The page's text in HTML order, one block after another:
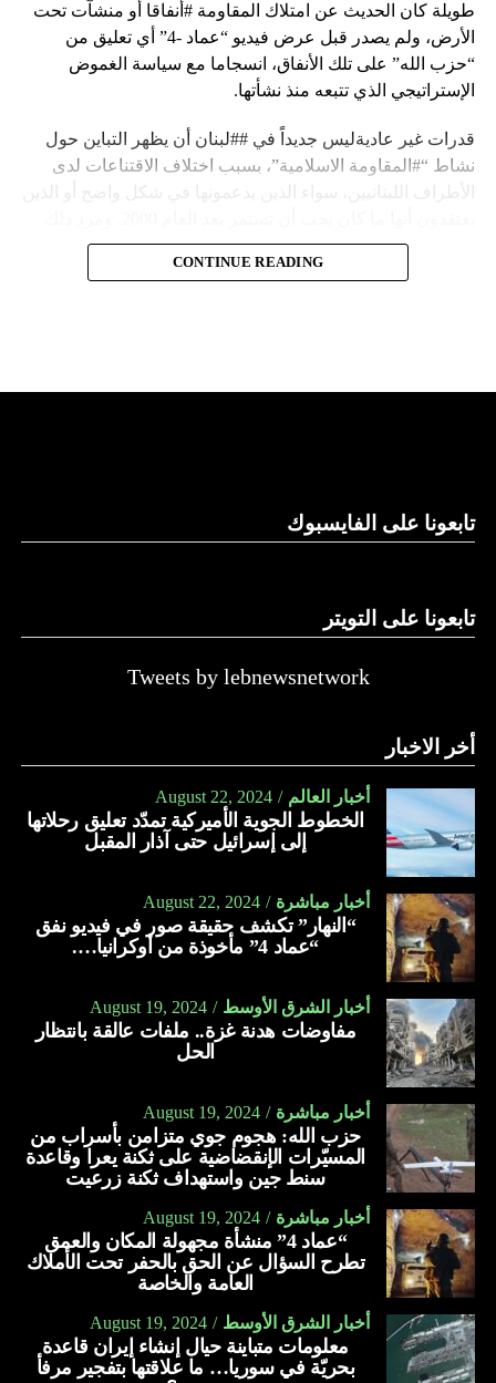
طويلة كان الحديث عن امتلاك المقاومة #أنفاقا أو منشآت تحت
الأرض، ولم يصدر قبل عرض فيديو “عماد -4” أي تعليق من
“حزب الله” على تلك الأنفاق، انسجاما مع سياسة الغموض
الإستراتيجي الذي تتبعه منذ نشأتها.
قدرات غير عاديةليس جديداً في ##لبنان أن يظهر التباين حول
نشاط “#المقاومة الاسلامية”، بسبب اختلاف الاقتناعات لدى
الأطراف اللبنانيين، سواء الذين يدعمونها في شكل واضح أو الذين
إلى أن المقاومة ضد الاحتلال الإسرائيلي لم تكن يوماً محط
إجماع داخلي، وإن كانت القوى اللبنانية المؤمنة بالصراع ضد
النهار
CONTINUE READING
تابعونا على الفايسبوك
تابعونا على التويتر
Tweets by lebnewsnetwork
أخر الاخبار
أخبار العالم August 22, 2024
الخطوط الجوية الأميركية تمدّد تعليق رحلاتها
إلى إسرائيل حتى آذار المقبل
أخبار مباشرة August 22, 2024
“النهار” تكشف حقيقة صور في فيديو نفق
“عماد 4” مأخوذة من أوكرانيا….
أخبار الشرق الأوسط August 19, 2024
مفاوضات هدنة غزة.. ملفات عالقة بانتظار
الحل
أخبار مباشرة August 19, 2024
حزب الله: هجوم جوي متزامن بأسراب من
المسيّرات الإنقضاضية على ثكنة يعرا وقاعدة
سنط جين واستهداف ثكنة زرعيت
أخبار مباشرة August 19, 2024
“عماد 4” منشأة مجهولة المكان والعمق
تطرح السؤال عن الحق بالحفر تحت الأملاك
العامة والخاصة
أخبار الشرق الأوسط August 19, 2024
معلومات متباينة حيال إنشاء إيران قاعدة
بحريّة في سوريا… ما علاقتها بتفجير مرفأ